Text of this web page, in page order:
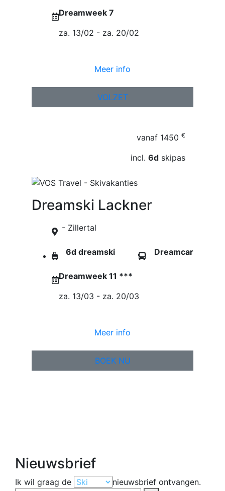
Dreamweek 7
za. 13/02 - za. 20/02
Meer info
VOLZET
vanaf 1450 €
incl. 6d skipas
Dreamski Lackner
- Zillertal
6d dreamski Dreamcar
Dreamweek 11 ***
za. 13/03 - za. 20/03
Meer info
BOEK NU
Nieuwsbrief
Ik wil graag de nieuwsbrief ontvangen.